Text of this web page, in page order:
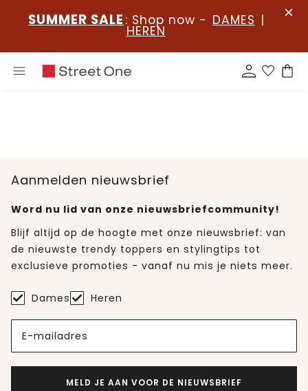
SUMMER SALE : Shop now - DAMES |
HEREN
Aanmelden nieuwsbrief
Word nu lid van onze nieuwsbriefcommunity!
Blijf altijd op de hoogte met onze nieuwsbrief: van
de nieuwste trendy toppers en stylingtips tot
exclusieve promoties - vanaf nu mis je niets meer.
Dames Heren
E-mailadres
MELD JE AAN VOOR DE NIEUWSBRIEF